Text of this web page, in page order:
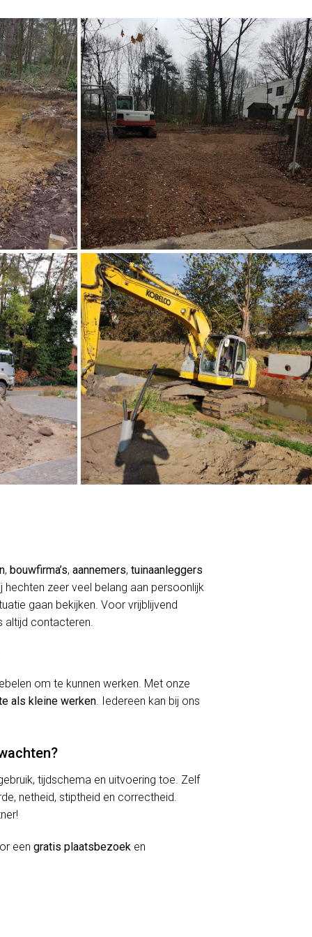
, bouwfirma’s, aannemers, tuinaanleggers
hechten zeer veel belang aan persoonlijk
gaan bekijken. Voor vrijblijvend
altijd contacteren.
om te kunnen werken. Met onze
als kleine werken. Iedereen kan bij ons
tijdschema en uitvoering toe. Zelf
netheid, stiptheid en correctheid.
een gratis plaatsbezoek en